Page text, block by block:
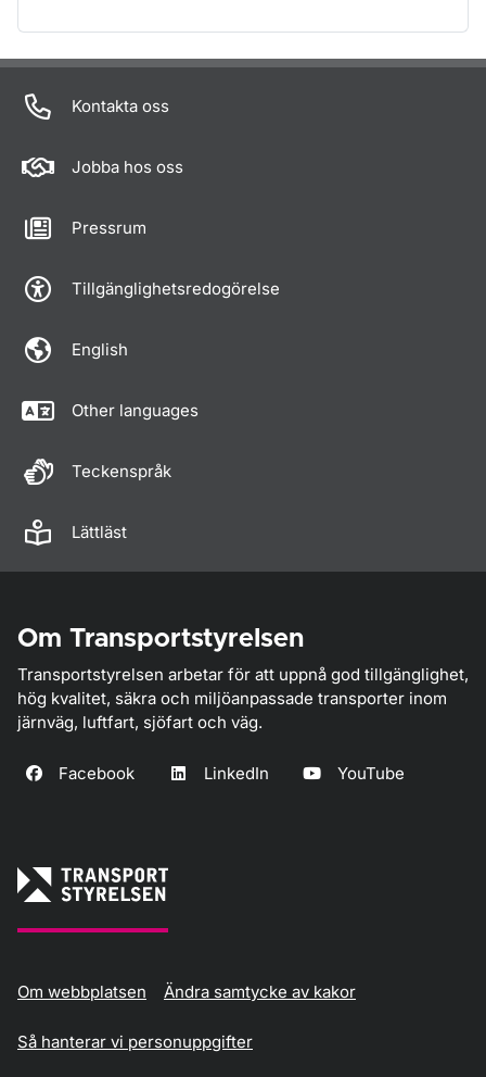
Om sidan
Kontakta oss
Jobba hos oss
Pressrum
Tillgänglighetsredogörelse
English
Other languages
Teckenspråk
Lättläst
Om Transportstyrelsen
Transportstyrelsen arbetar för att uppnå god tillgänglighet,
hög kvalitet, säkra och miljöanpassade transporter inom
järnväg, luftfart, sjöfart och väg.
Facebook LinkedIn YouTube
Om webbplatsen Ändra samtycke av kakor
Så hanterar vi personuppgifter